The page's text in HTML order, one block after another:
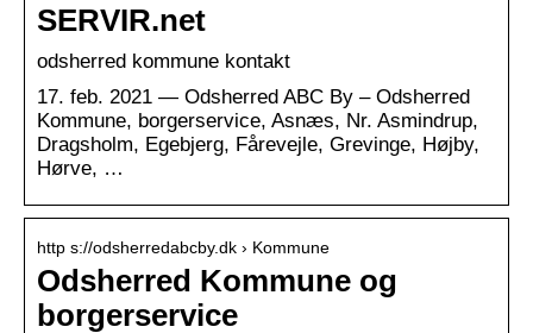
SERVIR.net
odsherred kommune kontakt
17. feb. 2021 — Odsherred ABC By – Odsherred
Kommune, borgerservice, Asnæs, Nr. Asmindrup,
Dragsholm, Egebjerg, Fårevejle, Grevinge, Højby,
Hørve, …
http s://odsherredabcby.dk › Kommune
Odsherred Kommune og
borgerservice